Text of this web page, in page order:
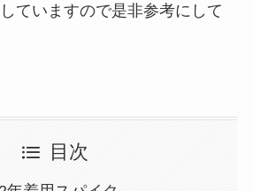
ていますので是非参考にして
目次